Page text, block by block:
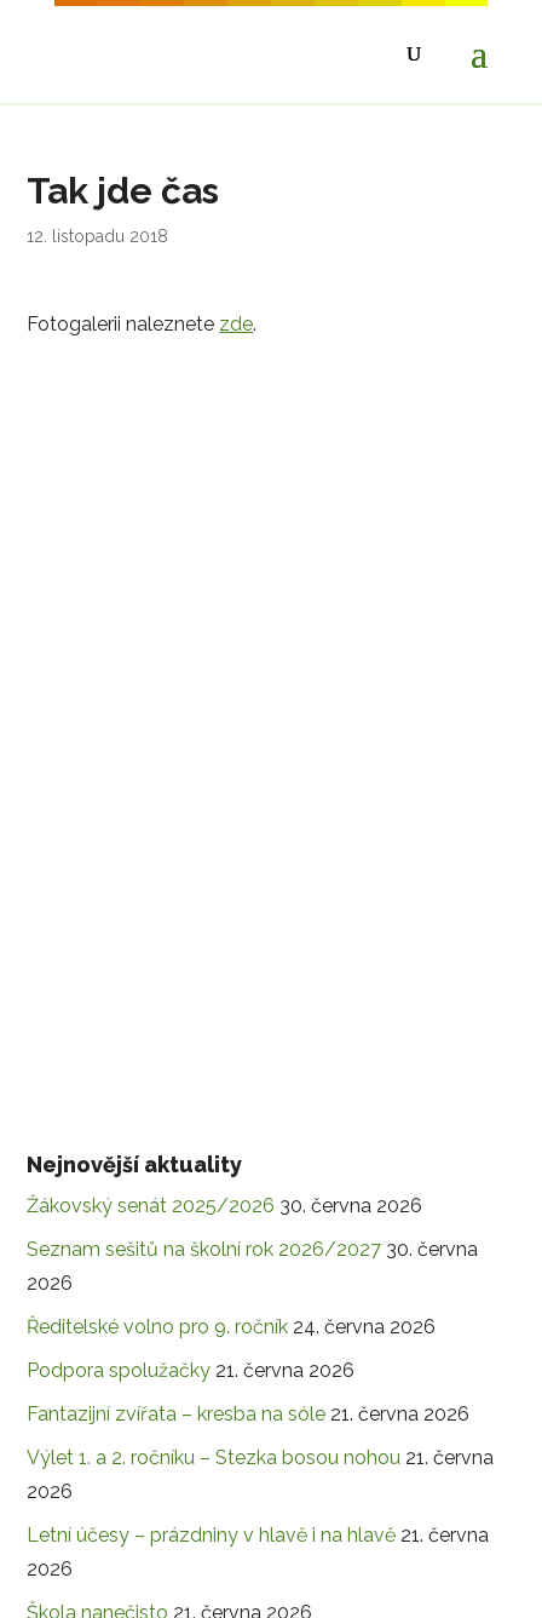
Tak jde čas
12. listopadu 2018
Fotogalerii naleznete zde.
Nejnovější aktuality
Žákovský senát 2025/2026 30. června 2026
Seznam sešitů na školní rok 2026/2027 30. června
2026
Ředitelské volno pro 9. ročník 24. června 2026
Podpora spolužačky 21. června 2026
Fantazijní zvířata – kresba na sóle 21. června 2026
Výlet 1. a 2. ročníku – Stezka bosou nohou 21. června
2026
Letní účesy – prázdniny v hlavě i na hlavě 21. června
2026
Škola nanečisto 21. června 2026